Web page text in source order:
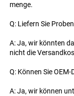
menge.
Q: Liefern Sie
A: Ja, wir könnten
nicht die
Q: Können Sie
A: Ja, wir können